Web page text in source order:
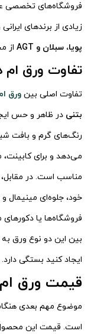
فروشگاه‌های تخصصی
زیادی از برندهای
پویا، سبلان و AGT
از
تفاوت ورق
تفاوت اصلی بین ورق
بتنی در ظاهر و حس
رنگ‌های گرم و بافت
می‌دهد و برای
مناسب است. در
خود، جلوه‌ای مینیمال
فروشگاه‌ها یا دکورهای
بین این دو نوع ورق
ایجاد کنید بستگی دارد.
قیمت ورق
موضوع مهم بعدی
است. قیمت این